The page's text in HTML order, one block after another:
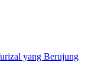
yang Berujung